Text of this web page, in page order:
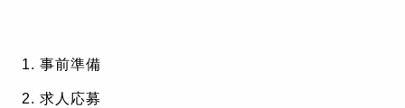
事前準備
求人応募